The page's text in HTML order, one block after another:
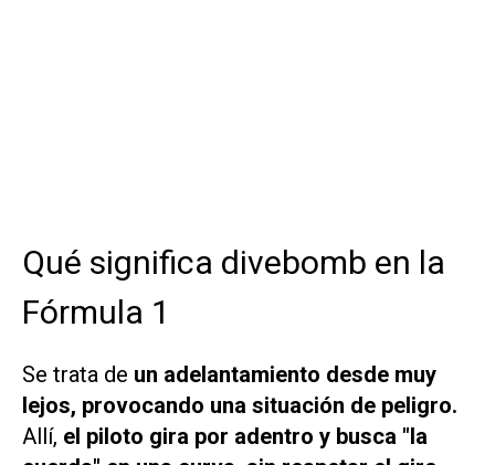
Qué significa divebomb en la
Fórmula 1
Se trata de un adelantamiento desde muy
lejos, provocando una situación de peligro.
Allí, el piloto gira por adentro y busca "la